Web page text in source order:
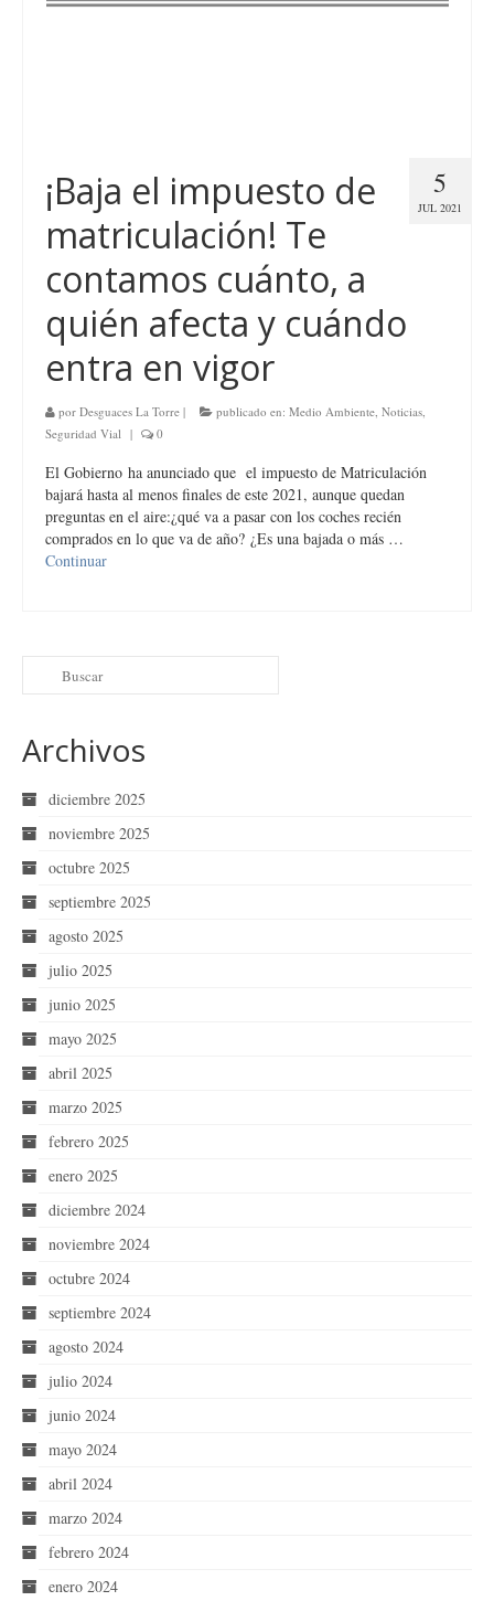
5
JUL 2021
¡Baja el impuesto de
matriculación! Te
contamos cuánto, a
quién afecta y cuándo
entra en vigor
por Desguaces La Torre | publicado en: Medio Ambiente, Noticias,
Seguridad Vial | 0
El Gobierno ha anunciado que el impuesto de Matriculación
bajará hasta al menos finales de este 2021, aunque quedan
preguntas en el aire:¿qué va a pasar con los coches recién
comprados en lo que va de año? ¿Es una bajada o más …
Continuar
Archivos
diciembre 2025
noviembre 2025
octubre 2025
septiembre 2025
agosto 2025
julio 2025
junio 2025
mayo 2025
abril 2025
marzo 2025
febrero 2025
enero 2025
diciembre 2024
noviembre 2024
octubre 2024
septiembre 2024
agosto 2024
julio 2024
junio 2024
mayo 2024
abril 2024
marzo 2024
febrero 2024
enero 2024